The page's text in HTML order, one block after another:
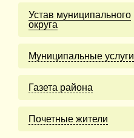
Устав муниципального
округа
Муниципальные услуги
Газета района
Почетные жители